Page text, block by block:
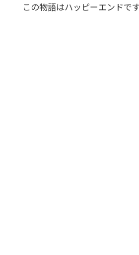
この物語はハッピーエンドです